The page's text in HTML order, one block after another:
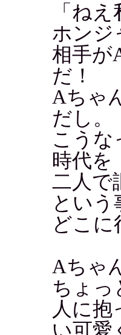
「ね
ホンジ
相手が
だ！
Aちゃ
だし。
こうな
時代を
二人で
という
どこに
Aちゃ
ちょっ
人に
い可愛